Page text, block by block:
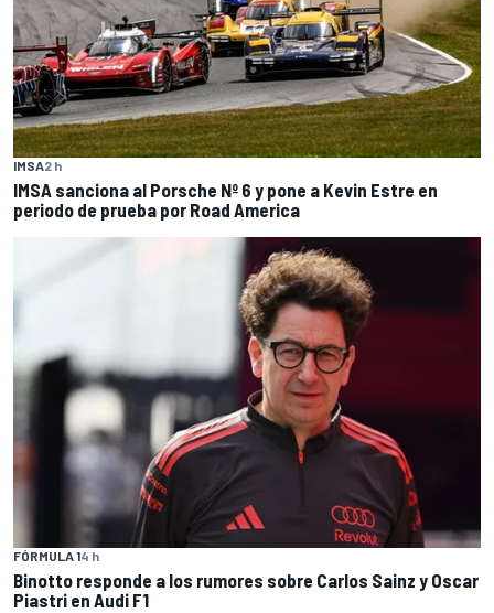
IMSA2 h
IMSA sanciona al Porsche Nº 6 y pone a Kevin Estre en
periodo de prueba por Road America
FÓRMULA 14 h
Binotto responde a los rumores sobre Carlos Sainz y Oscar
Piastri en Audi F1